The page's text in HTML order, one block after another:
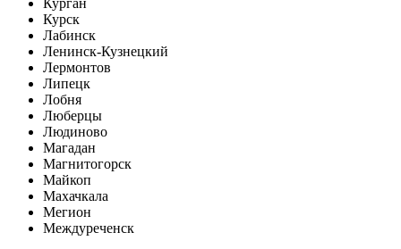
Курск
Лабинск
Ленинск-Кузнецкий
Лермонтов
Липецк
Лобня
Люберцы
Людиново
Магадан
Магнитогорск
Майкоп
Махачкала
Мегион
Междуреченск